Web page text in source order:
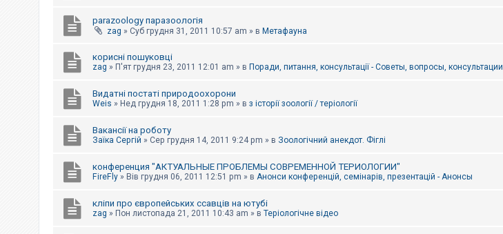
parazoology паразоологія
zag » Суб грудня 31, 2011 10:57 am » в Метафауна
корисні пошуковці
zag » П'ят грудня 23, 2011 12:01 am » в Поради, питання, консультації - Советы, вопросы, консультации
Видатні постаті природоохорони
Weis » Нед грудня 18, 2011 1:28 pm » в з історії зоології / теріології
Вакансії на роботу
Заїка Сергій » Сер грудня 14, 2011 9:24 pm » в Зоологічний анекдот. Фіглі
конференция "АКТУАЛЬНЫЕ ПРОБЛЕМЫ СОВРЕМЕННОЙ ТЕРИОЛОГИИ"
FireFly » Вів грудня 06, 2011 12:51 pm » в Анонси конференцій, семінарів, презентацій - Анонсы
кліпи про європейських ссавців на ютубі
zag » Пон листопада 21, 2011 10:43 am » в Теріологічне відео